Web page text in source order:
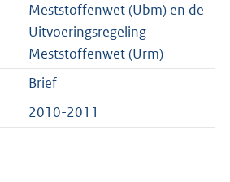
Meststoffenwet (Ubm) en de
Uitvoeringsregeling
Meststoffenwet (Urm)
Brief
2010-2011